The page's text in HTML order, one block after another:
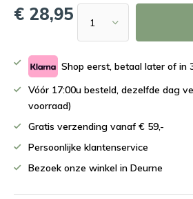
€ 28,95
Shop eerst, betaal later of in
Vóór 17:00u besteld, dezelfde dag
voorraad)
Gratis verzending vanaf € 59,-
Persoonlijke klantenservice
Bezoek onze winkel in Deurne